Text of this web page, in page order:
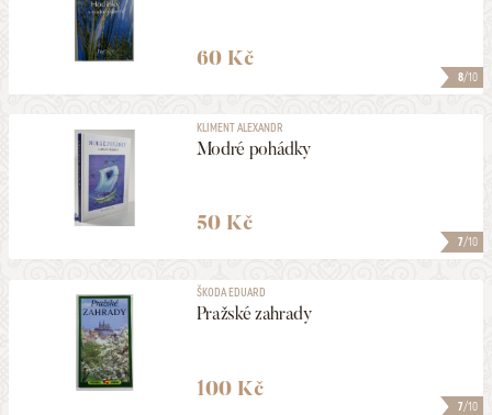
8/10
60 Kč
7/10
KLIMENT ALEXANDR
Modré pohádky
50 Kč
7/10
ŠKODA EDUARD
Pražské zahrady
100 Kč